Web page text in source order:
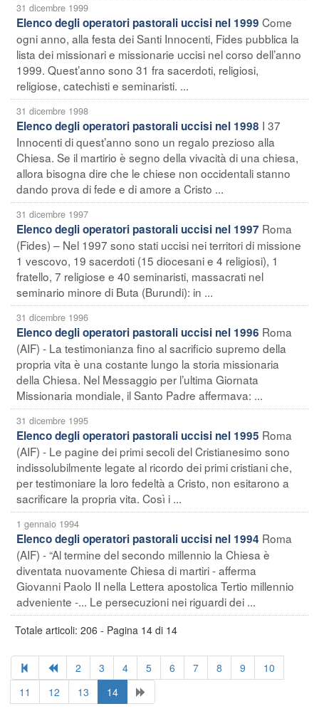
31 dicembre 1999
Elenco degli operatori pastorali uccisi nel 1999 Come
ogni anno, alla festa dei Santi Innocenti, Fides pubblica la
lista dei missionari e missionarie uccisi nel corso dell’anno
1999. Quest’anno sono 31 fra sacerdoti, religiosi,
religiose, catechisti e seminaristi. ...
31 dicembre 1998
Elenco degli operatori pastorali uccisi nel 1998 I 37
Innocenti di quest’anno sono un regalo prezioso alla
Chiesa. Se il martirio è segno della vivacità di una chiesa,
allora bisogna dire che le chiese non occidentali stanno
dando prova di fede e di amore a Cristo ...
31 dicembre 1997
Elenco degli operatori pastorali uccisi nel 1997 Roma
(Fides) – Nel 1997 sono stati uccisi nei territori di missione
1 vescovo, 19 sacerdoti (15 diocesani e 4 religiosi), 1
fratello, 7 religiose e 40 seminaristi, massacrati nel
seminario minore di Buta (Burundi): in ...
31 dicembre 1996
Elenco degli operatori pastorali uccisi nel 1996 Roma
(AIF) - La testimonianza fino al sacrificio supremo della
propria vita è una costante lungo la storia missionaria
della Chiesa. Nel Messaggio per l’ultima Giornata
Missionaria mondiale, il Santo Padre affermava: ...
31 dicembre 1995
Elenco degli operatori pastorali uccisi nel 1995 Roma
(AIF) - Le pagine dei primi secoli del Cristianesimo sono
indissolubilmente legate al ricordo dei primi cristiani che,
per testimoniare la loro fedeltà a Cristo, non esitarono a
sacrificare la propria vita. Così i ...
1 gennaio 1994
Elenco degli operatori pastorali uccisi nel 1994 Roma
(AIF) - “Al termine del secondo millennio la Chiesa è
diventata nuovamente Chiesa di martiri - afferma
Giovanni Paolo II nella Lettera apostolica Tertio millennio
adveniente -... Le persecuzioni nei riguardi dei ...
Totale articoli: 206 - Pagina 14 di 14
2 3 4 5 6 7 8 9
10
11
12 13 14